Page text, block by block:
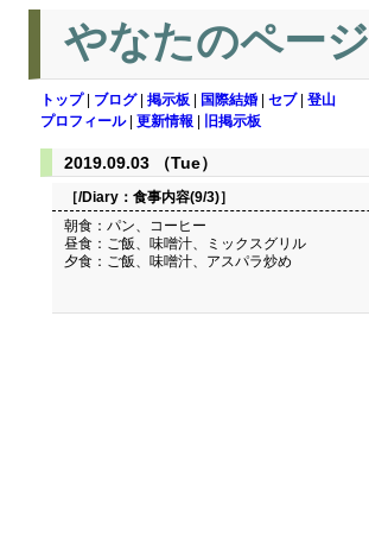
やなたのページ
トップ| ブログ| 掲示板 国際結婚 セブ| 登山
プロフィール| 更新情報 旧掲示板
2019.09.03 （Tue）
［/Diary： 食事内容(9/3)］
朝食：パン、コーヒー
昼食：ご飯、味噌汁、ミックスグリル
夕食：ご飯、味噌汁、アスパラ炒め